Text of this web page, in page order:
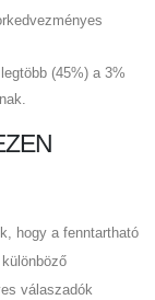
(45%) a 3%
hogy a fenntartható
válaszadók